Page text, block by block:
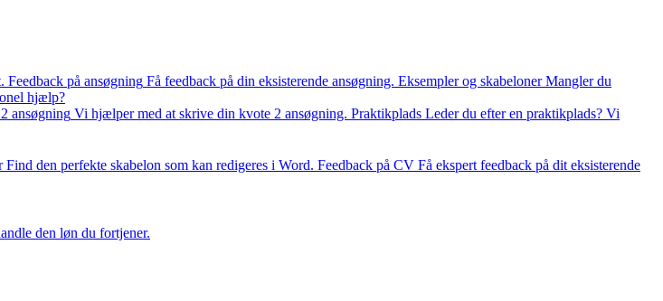
Feedback på ansøgning Få feedback på din eksisterende ansøgning. Eksempler og skabeloner Mangler du
hjælp?
ansøgning Vi hjælper med at skrive din kvote 2 ansøgning. Praktikplads Leder du efter en praktikplads? Vi
Find den perfekte skabelon som kan redigeres i Word. Feedback på CV Få ekspert feedback på dit eksisterende
den løn du fortjener.